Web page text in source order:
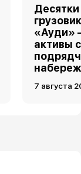
«Ауди»
активы
7 августа